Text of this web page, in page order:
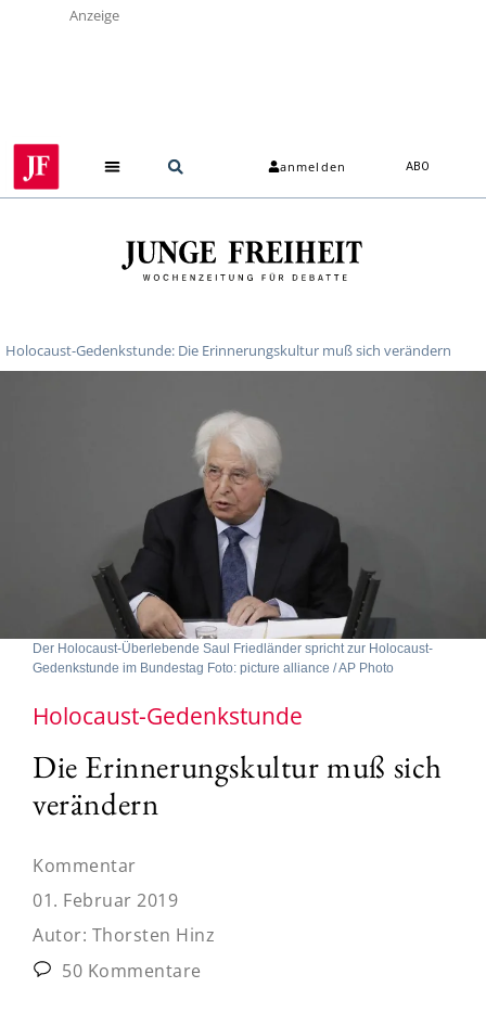
Anzeige
anmelden ABO
Holocaust-Gedenkstunde: Die Erinnerungskultur muß sich verändern
Der Holocaust-Überlebende Saul Friedländer spricht zur Holocaust-
Gedenkstunde im Bundestag Foto: picture alliance / AP Photo
Holocaust-Gedenkstunde
Die Erinnerungskultur muß sich
verändern
Kommentar
01. Februar 2019
Autor: Thorsten Hinz
50 Kommentare